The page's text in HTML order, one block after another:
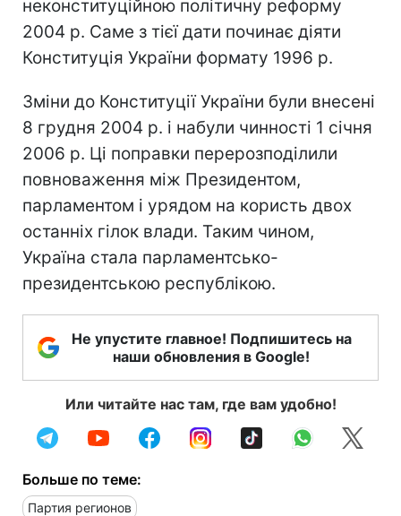
неконституційною політичну реформу
2004 р. Саме з тієї дати починає діяти
Конституція України формату 1996 р.
Зміни до Конституції України були внесені
8 грудня 2004 р. і набули чинності 1 січня
2006 р. Ці поправки перерозподілили
повноваження між Президентом,
парламентом і урядом на користь двох
останніх гілок влади. Таким чином,
Україна стала парламентсько-
президентською республікою.
Не упустите главное! Подпишитесь на
наши обновления в Google!
Или читайте нас там, где вам удобно!
Больше по теме:
Партия регионов